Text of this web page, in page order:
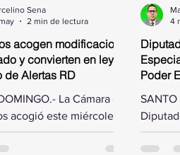
acogen modificaciones
y convierten en ley
de Alertas RD
La Cámara de
acogió este miércoles
hechas por el
la República al proyecto
Sena
2 min de lectura
Poder
por
SANTO
este
4